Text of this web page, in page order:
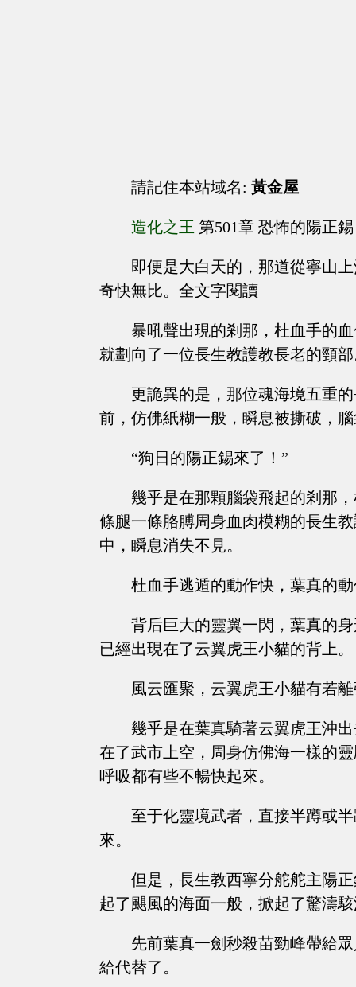
請記住本站域名: 黃金屋
造化之王 第501章 恐怖的陽正錫
即便是大白天的，那道從寧山
奇快無比。全文字閱讀
暴吼聲出現的剎那，杜血手的
就劃向了一位長生教護教長老的頸
更詭異的是，那位魂海境五重
前，仿佛紙糊一般，瞬息被撕破，
“狗日的陽正錫來了！”
幾乎是在那顆腦袋飛起的剎那
條腿一條胳膊周身血肉模糊的長生
中，瞬息消失不見。
杜血手逃遁的動作快，葉真的
背后巨大的靈翼一閃，葉真的
已經出現在了云翼虎王小貓的背上。
風云匯聚，云翼虎王小貓有若
幾乎是在葉真騎著云翼虎王沖
在了武市上空，周身仿佛海一樣的
呼吸都有些不暢快起來。
至于化靈境武者，直接半蹲或
來。
但是，長生教西寧分舵舵主陽
起了颶風的海面一般，掀起了驚濤
先前葉真一劍秒殺苗勁峰帶給
給代替了。